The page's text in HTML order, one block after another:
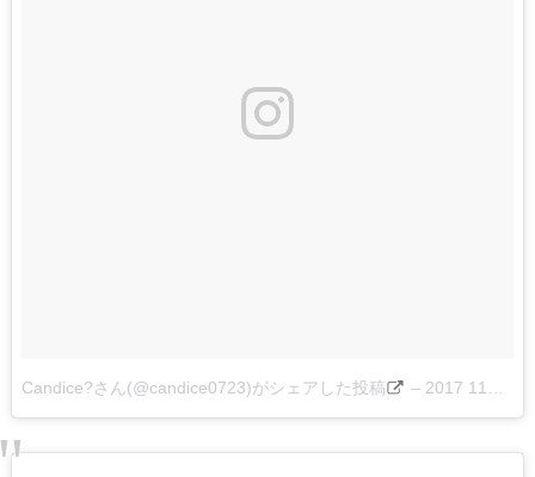
Candice?さん(@candice0723)がシェアした投稿 – 2017 11月 25 8:14午前 PST